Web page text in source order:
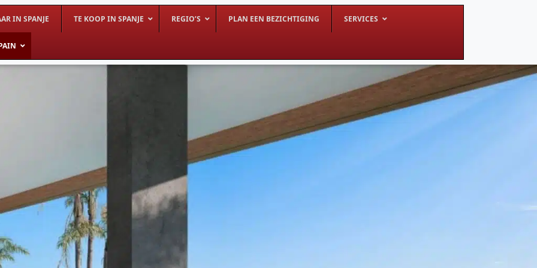
IN SPANJE TE KOOP IN SPANJE REGIO’S PLAN EEN BEZICHTIGING SERVICES